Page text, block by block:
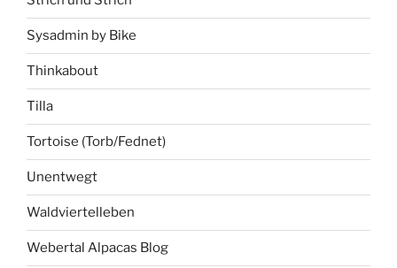
Sysadmin by Bike
Thinkabout
Tilla
Tortoise (Torb/Fednet)
Unentwegt
Waldviertelleben
Webertal Alpacas Blog